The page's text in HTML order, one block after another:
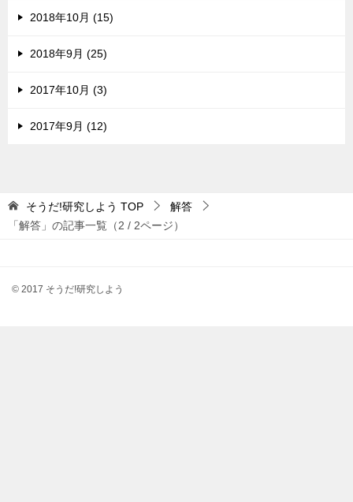
2018年10月 (15)
2018年9月 (25)
2017年10月 (3)
2017年9月 (12)
そうだ!研究しよう TOP
解答
「解答」の記事一覧（2 / 2ページ）
© 2017 そうだ!研究しよう